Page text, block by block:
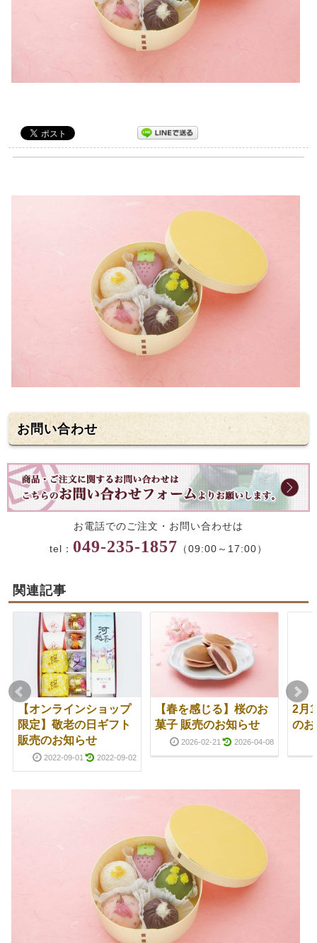
お問い合わせ
お電話でのご注文・お問い合わせは
tel： 049-235-1857 （09:00～17:00）
関連記事
【オンラインショップ
限定】敬老の日ギフト
販売のお知らせ
2022-09-01 2022-09-02
【春を感じる】桜のお
菓子 販売のお知らせ
2026-02-21 2026-04-08
2月
の